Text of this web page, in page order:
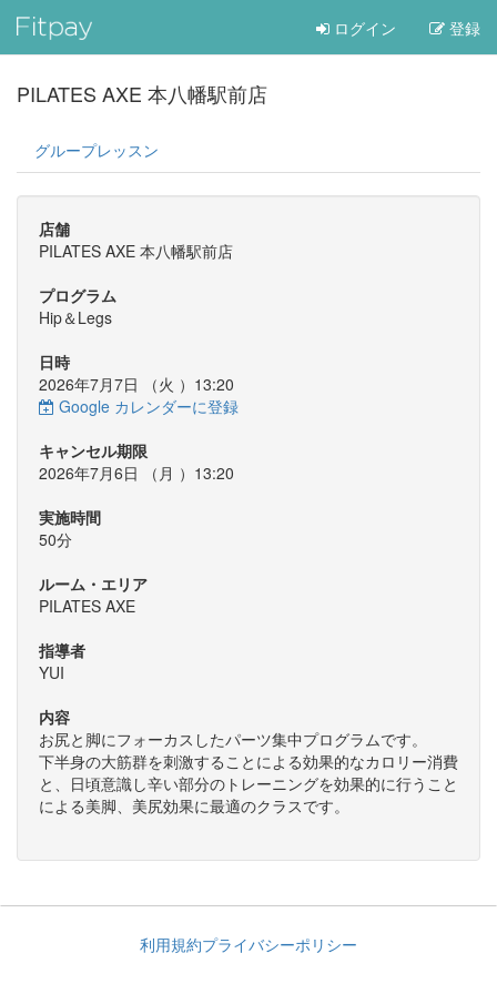
ログイン 登録
PILATES AXE 本八幡駅前店
グループレッスン
店舗
PILATES AXE 本八幡駅前店
プログラム
Hip＆Legs
日時
2026年7月7日 （火 ）13:20
Google カレンダーに登録
キャンセル期限
2026年7月6日 （ 月 ）13:20
実施時間
50分
ルーム・エリア
PILATES AXE
指導者
YUI
内容
お尻と脚にフォーカスしたパーツ集中プログラムです。
下半身の大筋群を刺激することによる効果的なカロリー消費
と、日頃意識し辛い部分のトレーニングを効果的に行うこと
による美脚、美尻効果に最適のクラスです。
利用規約プライバシーポリシー